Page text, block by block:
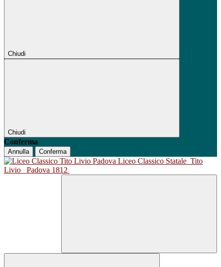
Chiudi
Chiudi
Conferma
Annulla Conferma
Liceo Classico Statale Tito
Livio
Padova 1812